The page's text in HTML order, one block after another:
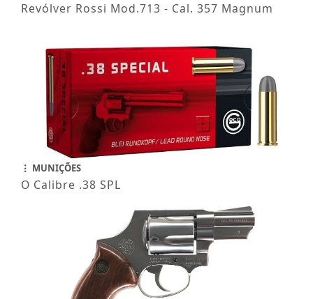
Revólver Rossi Mod.713 - Cal. 357 Magnum
MUNIÇÕES
O Calibre .38 SPL